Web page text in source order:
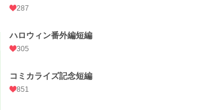
287
ハロウィン番外編短編
305
コミカライズ記念短編
851